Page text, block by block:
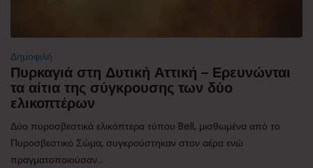
Δημοφιλή
Πυρκαγιά στη Δυτική Αττική – Ερευνώνται
τα αίτια της σύγκρουσης των δύο
ελικοπτέρων
Δύο πυροσβεστικά ελικόπτερα τύπου Bell, μισθωμένα από το
Πυροσβεστικό Σώμα, συγκρούστηκαν στον αέρα ενώ
πραγματοποιούσαν...